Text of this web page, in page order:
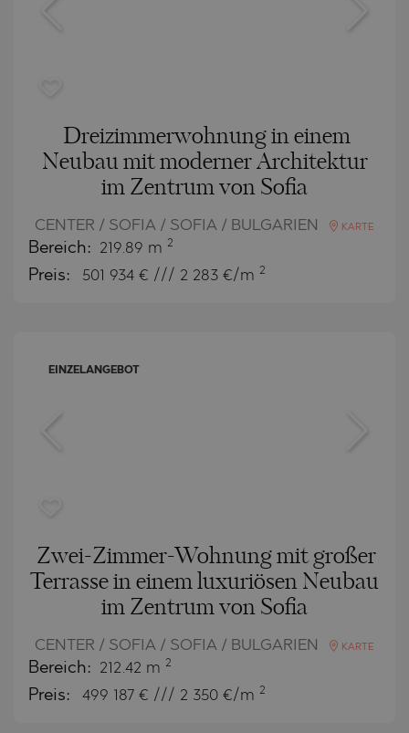
Dreizimmerwohnung in einem
Neubau mit moderner Architektur
im Zentrum von Sofia
CENTER / SOFIA / SOFIA / BULGARIEN KARTE
Bereich: 219.89 m 2
Preis: 501 934 € /// 2 283 €/m 2
EINZELANGEBOT
Zwei-Zimmer-Wohnung mit großer
Terrasse in einem luxuriösen Neubau
im Zentrum von Sofia
CENTER / SOFIA / SOFIA / BULGARIEN KARTE
Bereich: 212.42 m 2
Preis: 499 187 € /// 2 350 €/m 2